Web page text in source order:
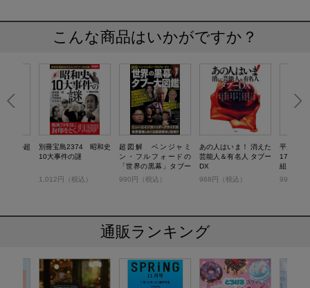
こんな商品はいかがですか？
日本の超
別冊宝島2374 昭和史
10大事件の謎
1,012円（税込）
超図解 ベンジャミ
ン・フルフォードの
「世界の黒幕」タブー
大図鑑
990円（税込）
あの人はいま！ 消えた
芸能人＆有名人 タブー
DX
968円（税込）
平成日本
17 都議
組と百田
990円（
通販ランキング